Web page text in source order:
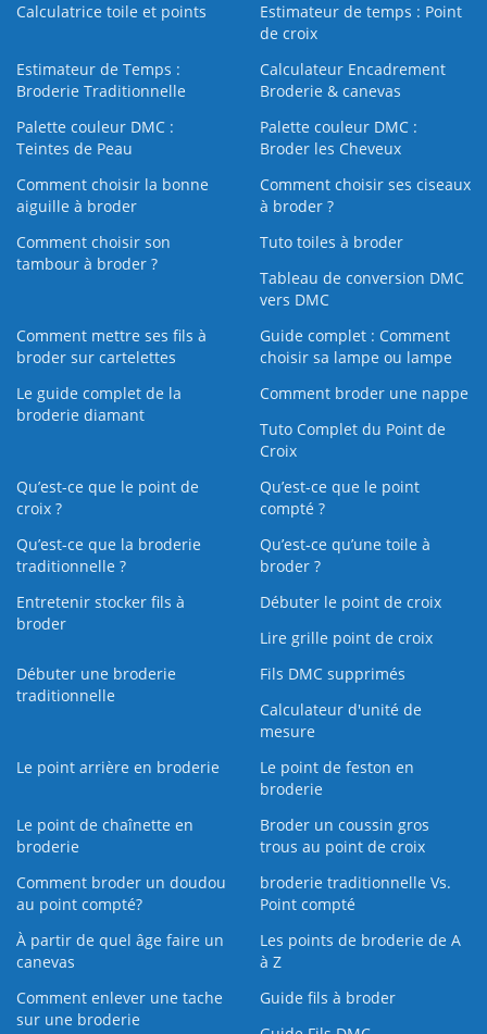
Calculatrice toile et points
Estimateur de temps : Point
de croix
Estimateur de Temps :
Broderie Traditionnelle
Calculateur Encadrement
Broderie & canevas
Palette couleur DMC :
Teintes de Peau
Palette couleur DMC :
Broder les Cheveux
Comment choisir la bonne
aiguille à broder
Comment choisir ses ciseaux
à broder ?
Comment choisir son
tambour à broder ?
Tuto toiles à broder
Tableau de conversion DMC
vers DMC
Comment mettre ses fils à
broder sur cartelettes
Guide complet : Comment
choisir sa lampe ou lampe
Le guide complet de la
broderie diamant
Comment broder une nappe
Tuto Complet du Point de
Croix
Qu’est-ce que le point de
croix ?
Qu’est-ce que le point
compté ?
Qu’est-ce que la broderie
traditionnelle ?
Qu’est‑ce qu’une toile à
broder ?
Entretenir stocker fils à
broder
Débuter le point de croix
Lire grille point de croix
Débuter une broderie
traditionnelle
Fils DMC supprimés
Calculateur d'unité de
mesure
Le point arrière en broderie
Le point de feston en
broderie
Le point de chaînette en
broderie
Broder un coussin gros
trous au point de croix
Comment broder un doudou
au point compté?
broderie traditionnelle Vs.
Point compté
À partir de quel âge faire un
canevas
Les points de broderie de A
à Z
Comment enlever une tache
sur une broderie
Guide fils à broder